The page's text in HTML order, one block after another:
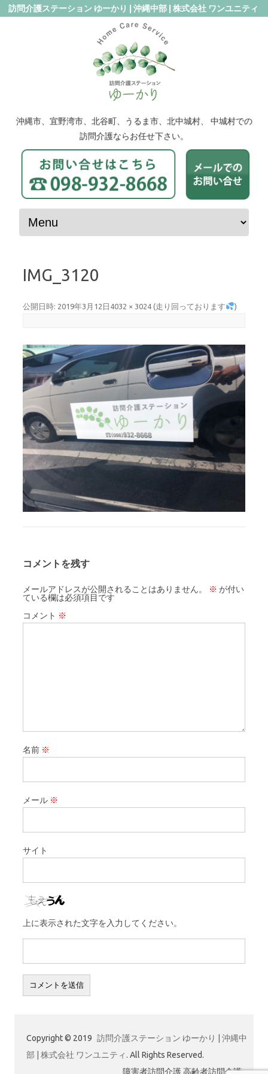
訪問介護ステーション ゆーかり | 沖縄中部 | 株式会社 ワンユニティ
沖縄市、宜野湾市、北谷町、うるま市、北中城村、 中城村での
訪問介護ならお任せ下さい。
コンテンツへスキップ
IMG_3120
公開日時: 2019年3月12日 4032 × 3024 (走り回っております )
コメントを残す
メールアドレスが公開されることはありません。 ※ が付い
ている欄は必須項目です
コメント ※
名前 ※
メール ※
サイト
上に表示された文字を入力してください。
Copyright © 2019 訪問介護ステーション ゆーかり | 沖縄中
部 | 株式会社 ワンユニティ . All Rights Reserved.
障害者訪問介護 高齢者訪問介護